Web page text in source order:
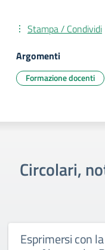
Stampa / Condividi
Argomenti
Formazione docenti
Circolari,
Esprimersi con